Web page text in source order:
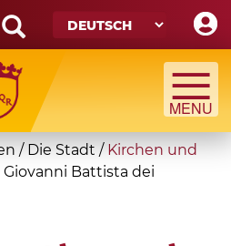
/ Die Stadt / Kirchen und
Giovanni Battista dei